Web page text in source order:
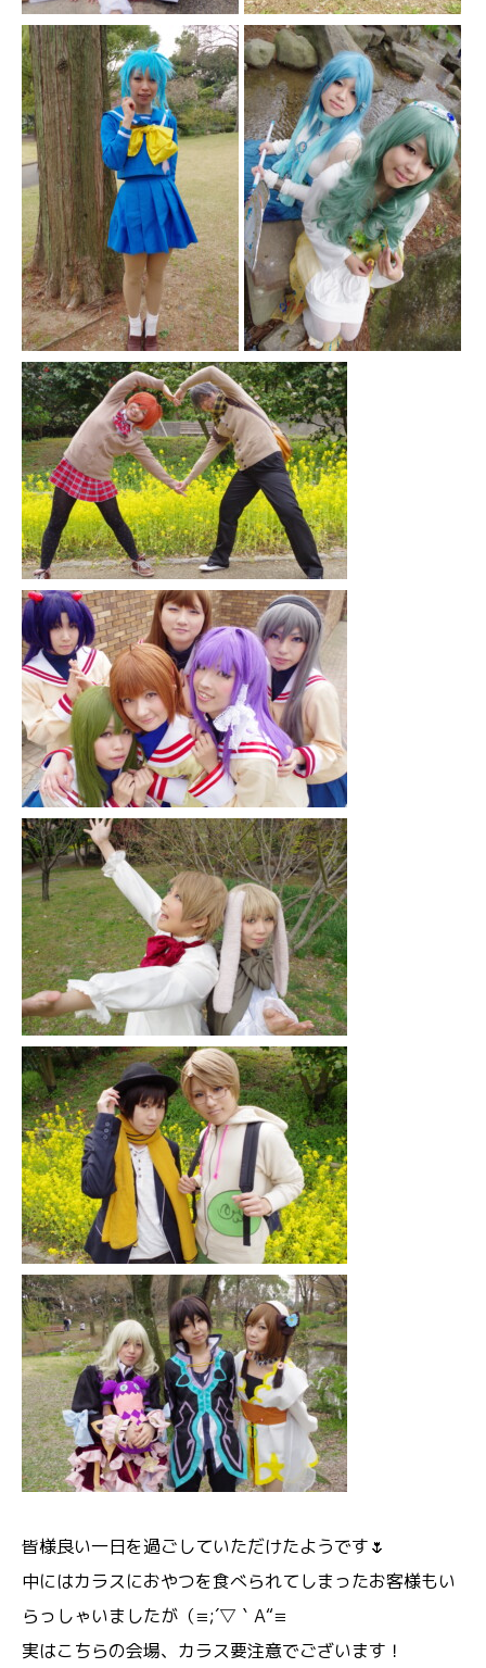
皆様良い一日を過ごしていただけたようです🌷
中にはカラスにおやつを食べられてしまったお客様もい
らっしゃいましたが（≡;´▽｀A“≡
実はこちらの会場、カラス要注意でございます！